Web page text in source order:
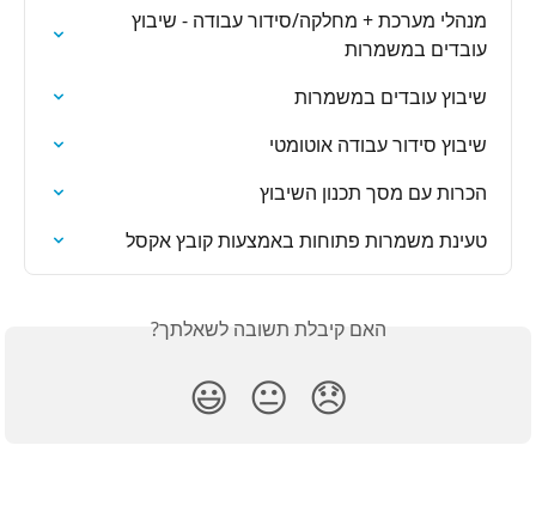
מנהלי מערכת + מחלקה/סידור עבודה - שיבוץ
עובדים במשמרות
שיבוץ עובדים במשמרות
שיבוץ סידור עבודה אוטומטי
הכרות עם מסך תכנון השיבוץ
טעינת משמרות פתוחות באמצעות קובץ אקסל
האם קיבלת תשובה לשאלתך?
😞
😐
😃